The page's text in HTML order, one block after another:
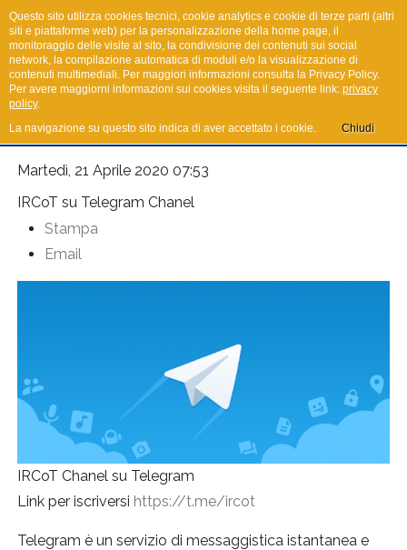
I.R.Co.T.
Martedì, 21 Aprile 2020 07:53
IRCoT su Telegram Chanel
Stampa
Email
IRCoT Chanel su Telegram
Link per iscriversi https://t.me/ircot
Telegram è un servizio di messaggistica istantanea e
Questo sito utilizza cookies tecnici, cookie analytics e cookie di terze parti (altri
siti e piattaforme web) per la personalizzazione della home page, il
monitoraggio delle visite al sito, la condivisione dei contenuti sui social
network, la compilazione automatica di moduli e/o la visualizzazione di
contenuti multimediali. Per maggiori informazioni consulta la Privacy Policy.
Per avere maggiorni informazioni sui cookies visita il seguente link: privacy
policy.
La navigazione su questo sito indica di aver accettato i cookie.
Chiudi